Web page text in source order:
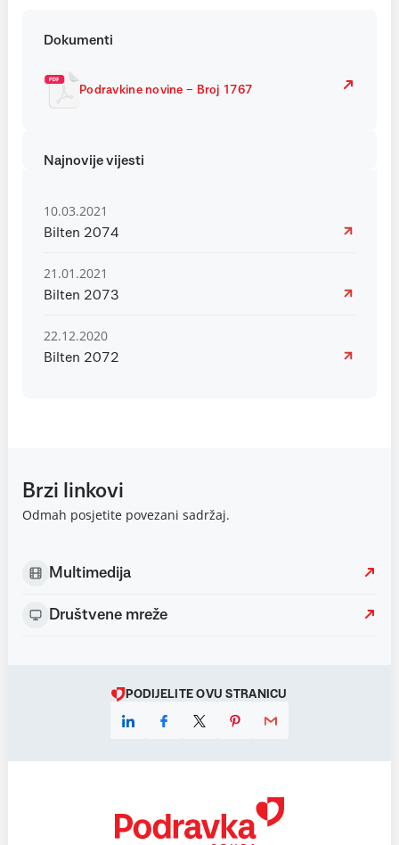
Dokumenti
Podravkine novine – Broj 1767
Najnovije vijesti
10.03.2021
Bilten 2074
21.01.2021
Bilten 2073
22.12.2020
Bilten 2072
Brzi linkovi
Odmah posjetite povezani sadržaj.
Multimedija
Društvene mreže
PODIJELITE OVU STRANICU